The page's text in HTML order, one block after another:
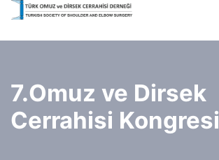
7.Omuz ve Dirsek
Cerrahisi Kongresi